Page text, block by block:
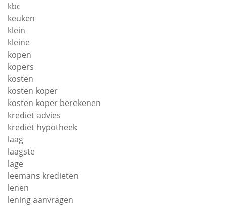
kbc
keuken
klein
kleine
kopen
kopers
kosten
kosten koper
kosten koper berekenen
krediet advies
krediet hypotheek
laag
laagste
lage
leemans kredieten
lenen
lening aanvragen